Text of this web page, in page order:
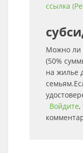
ссылка
Можно ли
(50%
на жилье
Войдите,